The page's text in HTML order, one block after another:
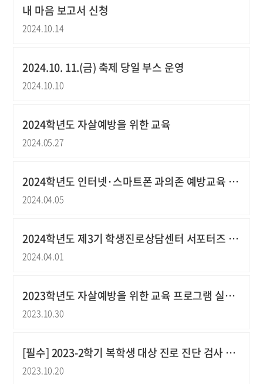
내 마음 보고서 신청
2024.10.14
2024.10. 11.(금) 축제 당일 부스 운영
2024.10.10
2024학년도 자살예방을 위한 교육
2024.05.27
2024학년도 인터넷·스마트폰 과의존 예방교육 연장안내
2024.04.05
2024학년도 제3기 학생진로상담센터 서포터즈 '진심이 닿다.' 모집안내
2024.04.01
2023학년도 자살예방을 위한 교육 프로그램 실시 안내
2023.10.30
[필수] 2023-2학기 복학생 대상 진로 진단 검사 실시 안내
2023.10.20